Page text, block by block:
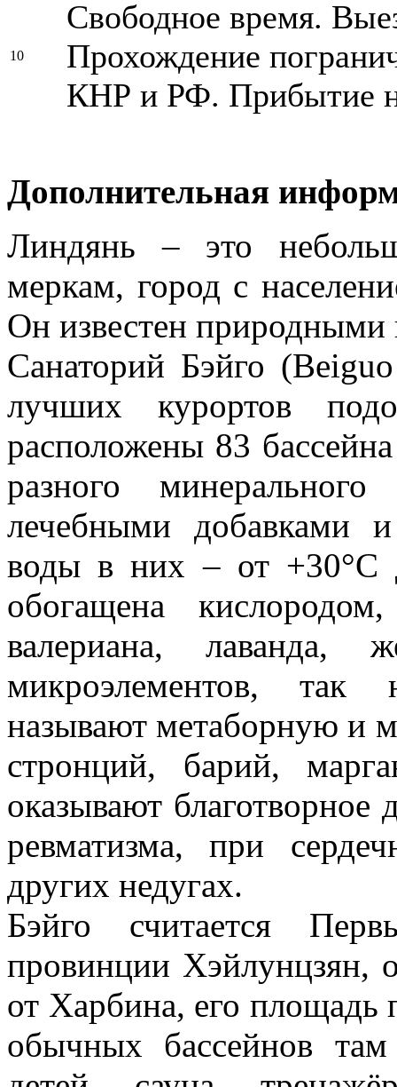
10
Свободное время.
Прохождение
КНР и РФ. Прибытие
Дополнительная
Линдянь – это
меркам, город с
Он известен природными
Санаторий Бэйго
лучших курортов
расположены 83
разного
лечебными добавками
воды в них – от +30°С
обогащена
валериана,
микроэлементов, так
называют метаборную и
стронций, барий,
оказывают благотворное
ревматизма, при
других недугах.
Бэйго считается
провинции Хэйлунцзян,
от Харбина, его
обычных бассейнов